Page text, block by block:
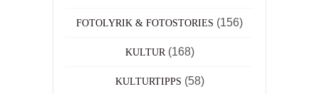
FOTOLYRIK & FOTOSTORIES (156)
KULTUR (168)
KULTURTIPPS (58)